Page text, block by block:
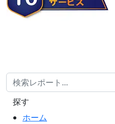
ホーム
探す